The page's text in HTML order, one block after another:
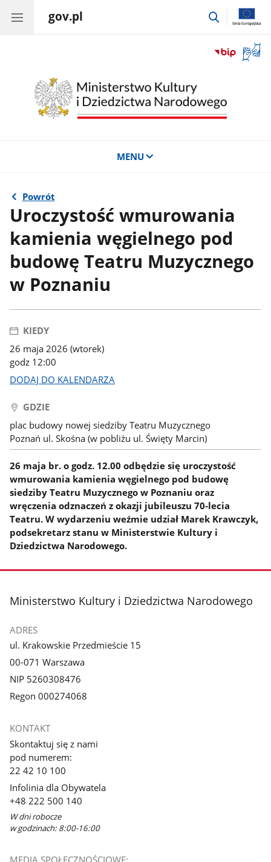
gov.pl
przejdź
okno
MENU
Powrót
Uroczystość wmurowania
kamienia węgielnego pod
budowę Teatru Muzycznego
w Poznaniu
KIEDY
26 maja 2026 (wtorek)
godz 12:00
DODAJ DO KALENDARZA
GDZIE
plac budowy nowej siedziby Teatru Muzycznego
Poznań ul. Skośna (w pobliżu ul. Święty Marcin)
26 maja br. o godz. 12.00 odbędzie się uroczystość
wmurowania kamienia węgielnego pod budowę
siedziby Teatru Muzycznego w Poznaniu oraz
wręczenia odznaczeń z okazji jubileuszu 70-lecia
Teatru. W wydarzeniu weźmie udział Marek Krawczyk,
podsekretarz stanu w Ministerstwie Kultury i
Dziedzictwa Narodowego.
stopka
Ministerstwo Kultury i Dziedzictwa Narodowego
ADRES
ul. Krakowskie Przedmieście 15
00-071 Warszawa
NIP 5260308476
Regon 000274068
KONTAKT
Skontaktuj się z nami
pod numerem:
22 42 10 100
Infolinia dla Obywatela
+48 222 500 140
W dni robocze
w godzinach: 8:00-16:00